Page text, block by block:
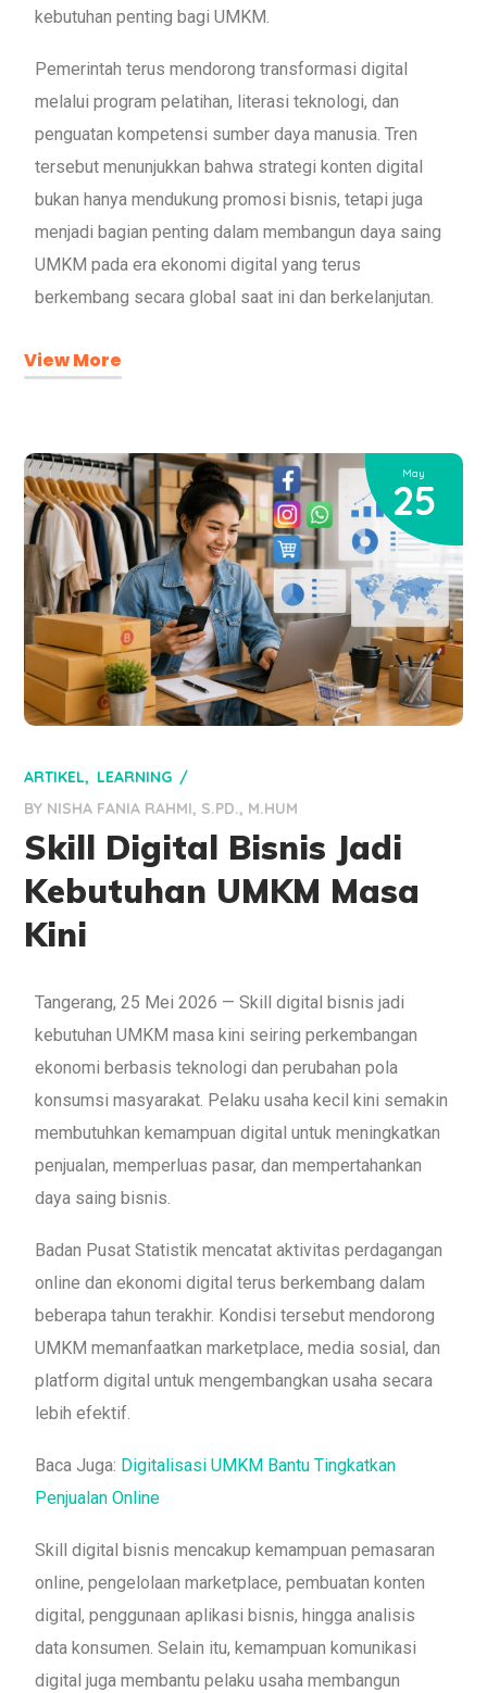
kebutuhan penting bagi UMKM.
Pemerintah terus mendorong transformasi digital
melalui program pelatihan, literasi teknologi, dan
penguatan kompetensi sumber daya manusia. Tren
tersebut menunjukkan bahwa strategi konten digital
bukan hanya mendukung promosi bisnis, tetapi juga
menjadi bagian penting dalam membangun daya saing
UMKM pada era ekonomi digital yang terus
berkembang secara global saat ini dan berkelanjutan.
View More
May
25
ARTIKEL
LEARNING
BY NISHA FANIA RAHMI, S.PD., M.HUM
Skill Digital Bisnis Jadi
Kebutuhan UMKM Masa
Kini
Tangerang, 25 Mei 2026 — Skill digital bisnis jadi
kebutuhan UMKM masa kini seiring perkembangan
ekonomi berbasis teknologi dan perubahan pola
konsumsi masyarakat. Pelaku usaha kecil kini semakin
membutuhkan kemampuan digital untuk meningkatkan
penjualan, memperluas pasar, dan mempertahankan
daya saing bisnis.
Badan Pusat Statistik mencatat aktivitas perdagangan
online dan ekonomi digital terus berkembang dalam
beberapa tahun terakhir. Kondisi tersebut mendorong
UMKM memanfaatkan marketplace, media sosial, dan
platform digital untuk mengembangkan usaha secara
lebih efektif.
Baca Juga: Digitalisasi UMKM Bantu Tingkatkan
Penjualan Online
Skill digital bisnis mencakup kemampuan pemasaran
online, pengelolaan marketplace, pembuatan konten
digital, penggunaan aplikasi bisnis, hingga analisis
data konsumen. Selain itu, kemampuan komunikasi
digital juga membantu pelaku usaha membangun